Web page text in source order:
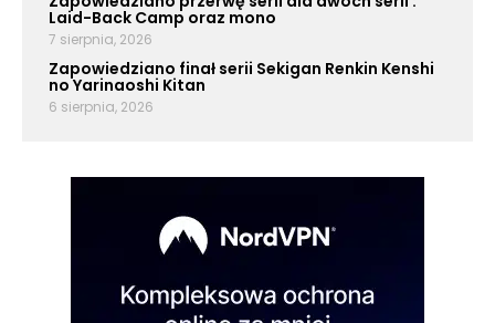
Laid-Back Camp oraz mono
7 sierpnia, 2026
Zapowiedziano finał serii Sekigan Renkin Kenshi
no Yarinaoshi Kitan
6 sierpnia, 2026